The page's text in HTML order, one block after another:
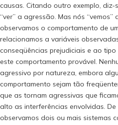
causas. Citando outro exemplo, diz-
“ver” a agressão. Mas nós “vemos”
observamos o comportamento de
relacionamos a variáveis
conseqüências prejudiciais e ao
este comportamento provável.
agressivo por natureza, embora
comportamento sejam tão
que as tornam agressivas que
alto as interferências envolvidas.
observamos dois ou mais sistemas